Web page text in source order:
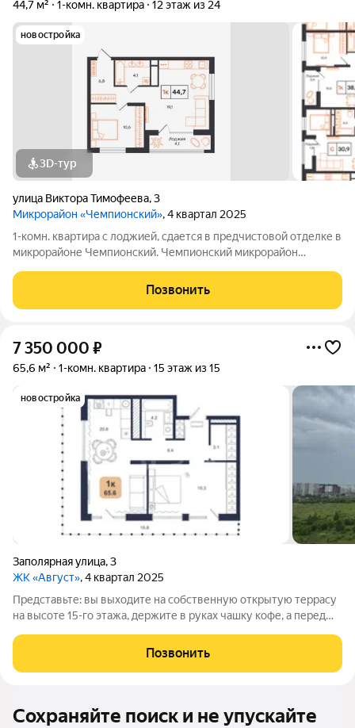
44,7 м² 1-комн. квартира 12 этаж из 24
новостройка
3D-тур
улица Виктора Тимофеева,3
Микрорайон «Чемпионский», 4 квартал 2025
1-комн. квартира с лоджией, сдается в предчистовой отделке в
микрорайоне Чемпионский. Чемпионский микрорайон
активной жизни. Монолитные дома переменной этажности от
Позвонить
7 350 000 ₽
65,6 м² 1-комн. квартира 15 этаж из 15
новостройка
Заполярная улица,3
ЖК «Август», 4 квартал 2025
Представьте: вы выходите на собственную открытую террасу
на высоте 15-го этажа, держите в руках чашку кофе, а перед
не широкая (около
Позвонить
Сохраняйте поиск и не упускайте